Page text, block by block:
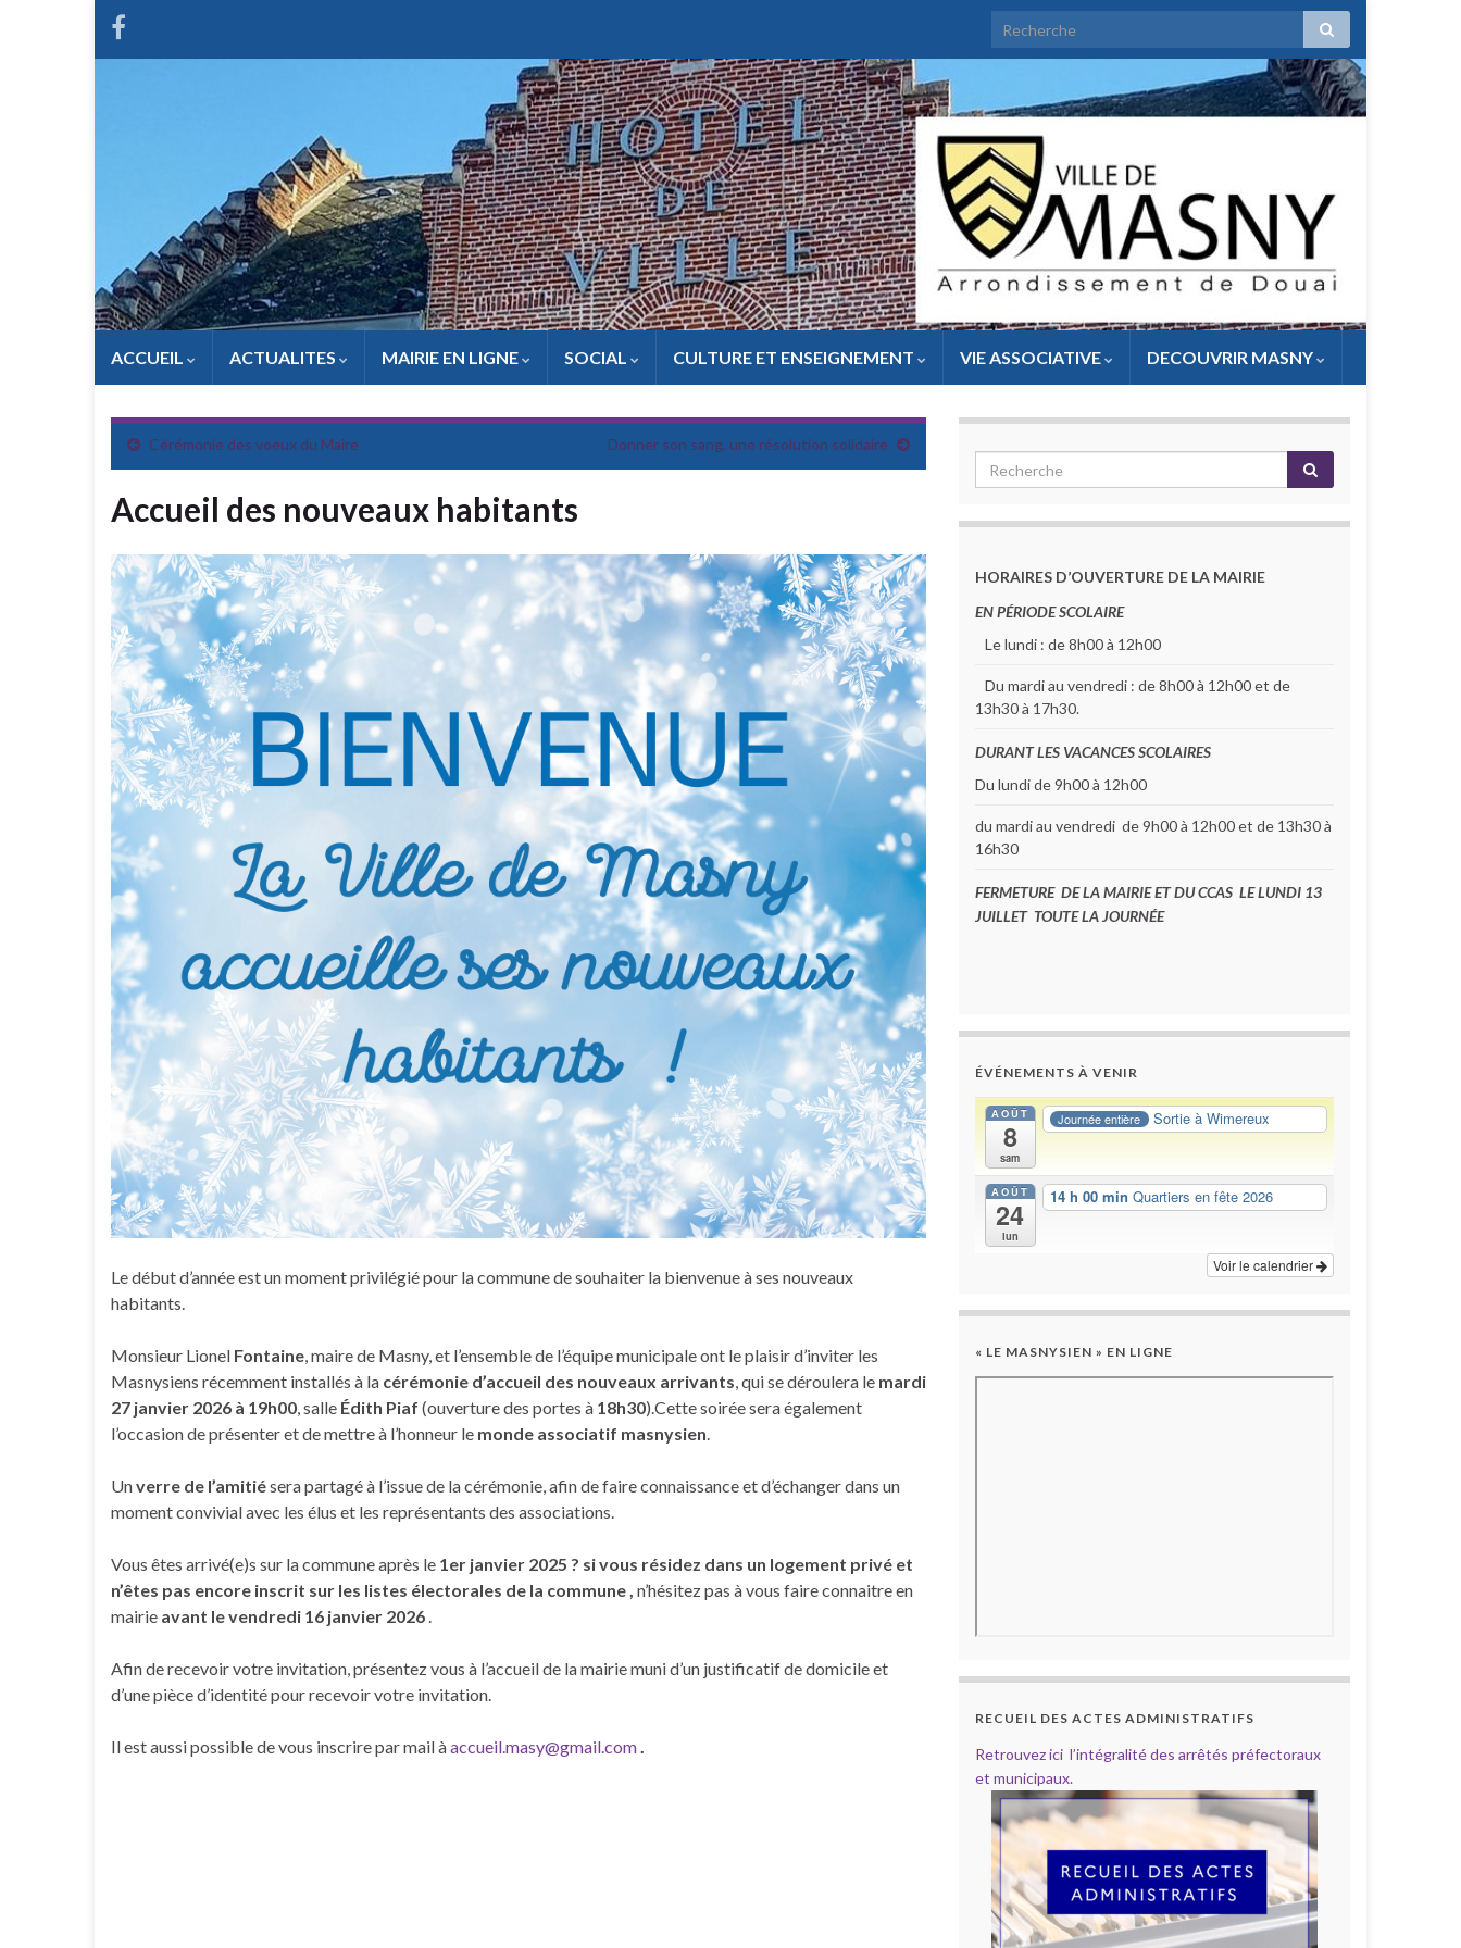
ACCUEIL ACTUALITES MAIRIE EN LIGNE SOCIAL CULTURE ET ENSEIGNEMENT VIE ASSOCIATIVE DECOUVRIR MASNY
Cérémonie des voeux du Maire Donner son sang, une résolution solidaire
Accueil des nouveaux habitants
Le début d’année est un moment privilégié pour la commune de souhaiter la bienvenue à ses nouveaux
habitants.
Monsieur Lionel Fontaine , maire de Masny, et l’ensemble de l’équipe municipale ont le plaisir d’inviter les
Masnysiens récemment installés à la cérémonie d’accueil des nouveaux arrivants , qui se déroulera le mardi
27 janvier 2026 à 19h00 , salle Édith Piaf (ouverture des portes à 18h30).Cette soirée sera également
l’occasion de présenter et de mettre à l’honneur le monde associatif masnysien
Unverre de l’amitiésera partagé à l’issue de la cérémonie, afin de faire connaissance et d’échanger dans un
moment convivial avec les élus et les représentants des associations.
Vous êtes arrivé(e)s sur la commune après le 1er janvier 2025 ? si vous résidez dans un logement privé et
n’êtes pas encore inscrit sur les listes électorales de la commune , n’hésitez pas à vous faire connaitre en
mairie avant le vendredi 16 janvier 2026
Afin de recevoir votre invitation, présentez vous à l’accueil de la mairie muni d’un justificatif de domicile et
d’une pièce d’identité pour recevoir votre invitation.
Il est aussi possible de vous inscrire par mail àaccueil.masy@gmail.com
HORAIRES D’OUVERTURE DE LA MAIRIE
EN PÉRIODE SCOLAIRE
Le lundi : de 8h00 à 12h00
Du mardi au vendredi : de 8h00 à 12h00 et de
13h30 à 17h30.
DURANT LES VACANCES SCOLAIRES
Du lundi de 9h00 à 12h00
du mardi au vendredi de 9h00 à 12h00 et de 13h30 à
16h30
FERMETURE DE LA MAIRIE ET DU CCAS LE LUNDI 13
JUILLET TOUTE LA JOURNÉE
ÉVÉNEMENTS À VENIR
AOÛT
8
sam
Journée entière Sortie à Wimereux
AOÛT
24
lun
14 h 00 min Quartiers en fête 2026
Voir le calendrier
« LE MASNYSIEN » EN LIGNE
RECUEIL DES ACTES ADMINISTRATIFS
Retrouvez ici l’intégralité des arrêtés préfectoraux
et municipaux.